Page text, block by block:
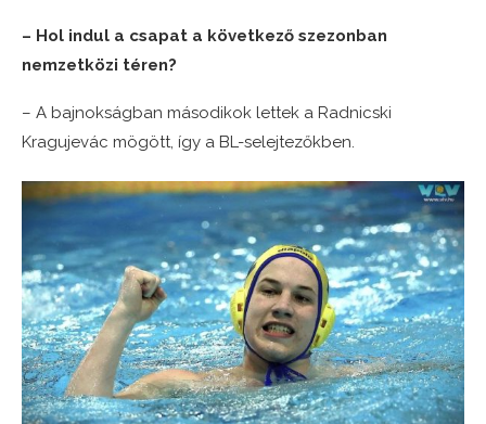
– Hol indul a csapat a következő szezonban
nemzetközi téren?
– A bajnokságban másodikok lettek a Radnicski
Kragujevác mögött, így a BL-selejtezőkben.